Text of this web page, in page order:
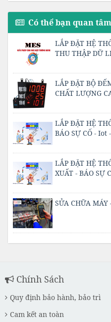
Có thể bạn quan tâm
LẮP ĐẶT HỆ
THU THẬP DỮ
LẮP ĐẶT BỘ
CHẤT LƯỢNG
LẮP ĐẶT HỆ
BÁO SỰ CỐ - Iot
LẮP ĐẶT HỆ
XUẤT - BÁO SỰ
SỬA CHỮA MÁY
Chính Sách
Quy định bảo hành, bảo trì
Cam kết an toàn